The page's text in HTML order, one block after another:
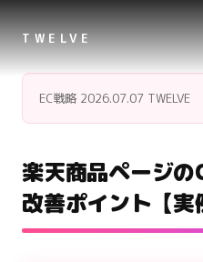
TWELVE
EC戦略 2026.07.07 TWELVE
楽天商品ページ
改善ポイント【実